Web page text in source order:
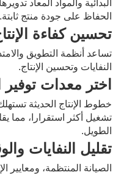
البدائية والمواد المعاد
الحفاظ على جودة منتج ثابتة.
تحسين كفاءة
تساعد أنظمة التطويق
النفايات وتحسين الإنتاج.
اختر معدات توفير
خطوط الإنتاج الحديثة
تشغيل أكثر استقرارا، مما
الطويل.
تقليل النفايات
الصيانة المنتظمة، ومعايير